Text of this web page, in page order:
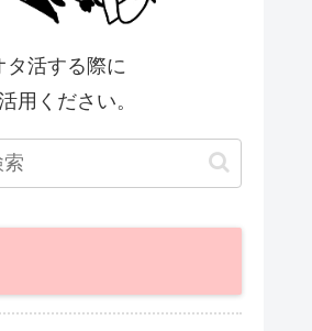
タ活する際に
用ください。